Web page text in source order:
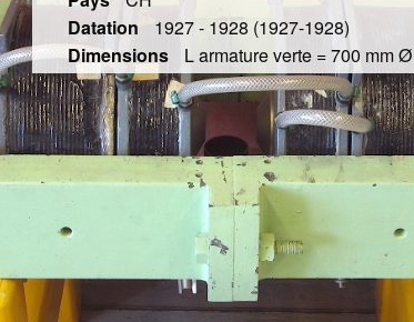
Datation
1927 - 1928 (1927-1928)
Dimensions
L armature verte = 700 mm